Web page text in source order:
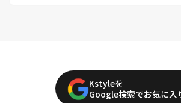
Kstyleを
Google検索でお気に入